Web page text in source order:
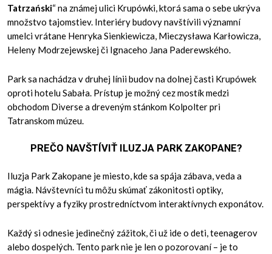
Tatrzański“ na známej ulici Krupówki, ktorá sama o sebe ukrýva
množstvo tajomstiev. Interiéry budovy navštívili významní
umelci vrátane Henryka Sienkiewicza, Mieczysława Karłowicza,
Heleny Modrzejewskej či Ignaceho Jana Paderewského.
Park sa nachádza v druhej línii budov na dolnej časti Krupówek
oproti hotelu Sabała. Prístup je možný cez mostík medzi
obchodom Diverse a dreveným stánkom Kolpolter pri
Tatranskom múzeu.
PREČO NAVŠTÍVIŤ ILUZJA PARK ZAKOPANE?
Iluzja Park Zakopane je miesto, kde sa spája zábava, veda a
mágia. Návštevníci tu môžu skúmať zákonitosti optiky,
perspektívy a fyziky prostredníctvom interaktívnych exponátov.
Každý si odnesie jedinečný zážitok, či už ide o deti, teenagerov
alebo dospelých. Tento park nie je len o pozorovaní – je to